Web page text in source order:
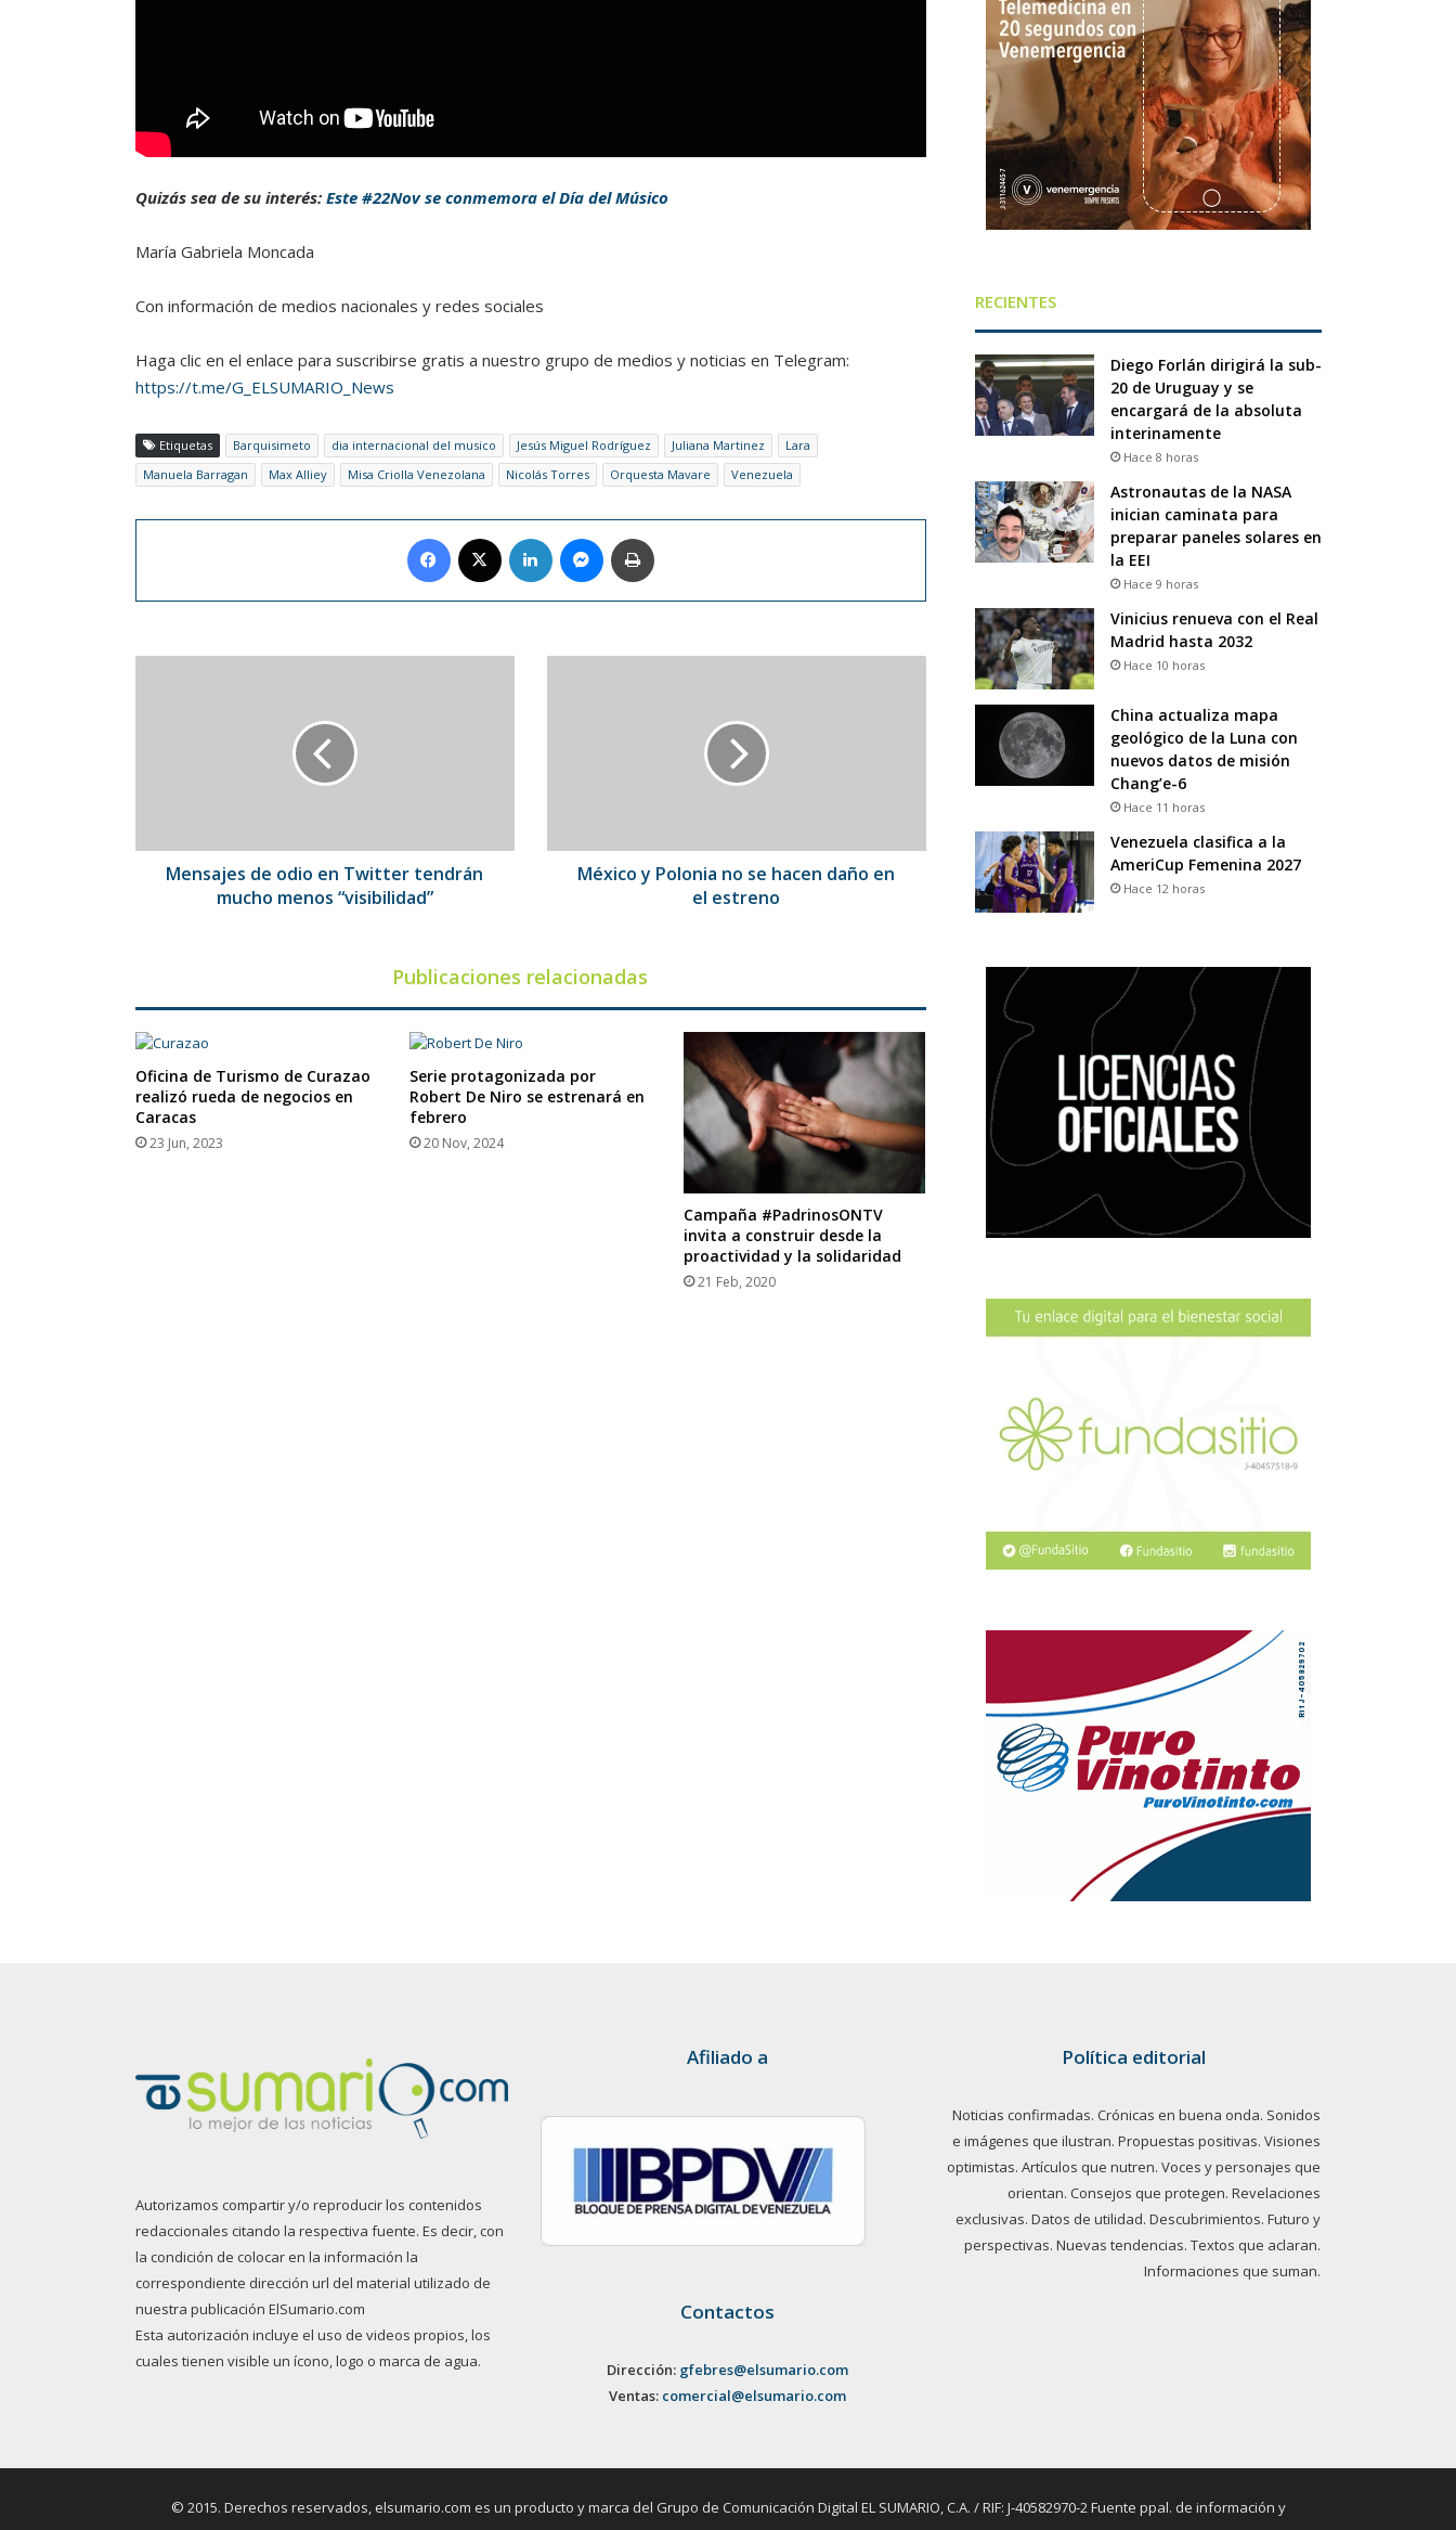
Quizás sea de su interés: Este #22Nov se conmemora el Día del Músico
María Gabriela Moncada
Con información de medios nacionales y redes sociales
Haga clic en el enlace para suscribirse gratis a nuestro grupo de medios y noticias en Telegram:
https://t.me/G_ELSUMARIO_News
Etiquetas Barquisimeto dia internacional del musico Jesús Miguel Rodríguez Juliana Martinez
Lara
Manuela Barragan
Max Alliey Misa Criolla Venezolana Nicolás Torres Orquesta Mavare Venezuela
Facebook LinkedIn Messenger
“visibilidad”
Mensajes de odio en Twitter tendrán
mucho menos “visibilidad”
el
estrenoMéxico y Polonia no se hacen daño en
el estreno
Publicaciones relacionadas
Oficina de Turismo de Curazao
realizó rueda de negocios en
Caracas
23 Jun, 2023
Serie protagonizada por
Robert De Niro se estrenará en
febrero
20 Nov, 2024
Campaña #PadrinosONTV
invita a construir desde la
proactividad y la solidaridad
21 Feb, 2020
RECIENTES
Diego Forlán dirigirá la sub-
20 de Uruguay y se
encargará de la absoluta
interinamente
Hace 8 horas
Astronautas de la NASA
inician caminata para
preparar paneles solares en
la EEI
Hace 9 horas
Vinicius renueva con el Real
Madrid hasta 2032
Hace 10 horas
China actualiza mapa
geológico de la Luna con
nuevos datos de misión
Chang’e-6
Hace 11 horas
Venezuela clasifica a la
AmeriCup Femenina 2027
Hace 12 horas
Autorizamos compartir y/o reproducir los contenidos
redaccionales citando la respectiva fuente. Es decir, con
la condición de colocar en la información la
correspondiente dirección url del material utilizado de
nuestra publicación ElSumario.com
Esta autorización incluye el uso de videos propios, los
cuales tienen visible un ícono, logo o marca de agua.
Afiliado a
Contactos
Dirección: gfebres@elsumario.com
Ventas: comercial@elsumario.com
Política editorial
Noticias confirmadas. Crónicas en buena onda. Sonidos
e imágenes que ilustran. Propuestas positivas. Visiones
optimistas. Artículos que nutren. Voces y personajes que
orientan. Consejos que protegen. Revelaciones
exclusivas. Datos de utilidad. Descubrimientos. Futuro y
perspectivas. Nuevas tendencias. Textos que aclaran.
Informaciones que suman.
© 2015. Derechos reservados, elsumario.com es un producto y marca del Grupo de Comunicación Digital EL SUMARIO, C.A. / RIF: J-40582970-2 Fuente ppal. de información y